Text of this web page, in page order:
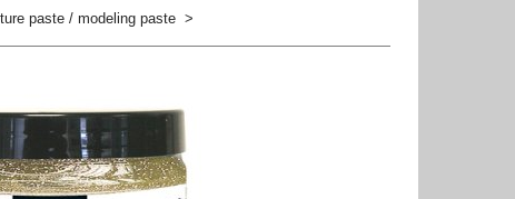
paste / modeling paste >